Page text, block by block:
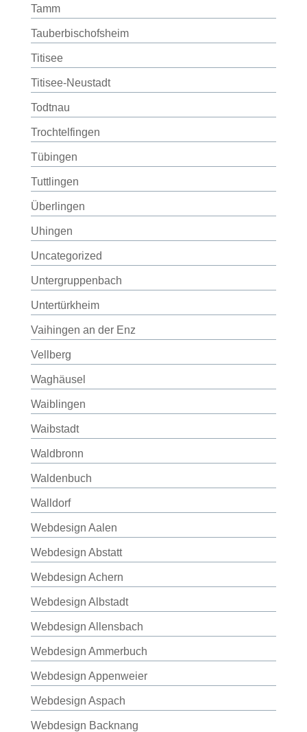
Tamm
Tauberbischofsheim
Titisee
Titisee-Neustadt
Todtnau
Trochtelfingen
Tübingen
Tuttlingen
Überlingen
Uhingen
Uncategorized
Untergruppenbach
Untertürkheim
Vaihingen an der Enz
Vellberg
Waghäusel
Waiblingen
Waibstadt
Waldbronn
Waldenbuch
Walldorf
Webdesign Aalen
Webdesign Abstatt
Webdesign Achern
Webdesign Albstadt
Webdesign Allensbach
Webdesign Ammerbuch
Webdesign Appenweier
Webdesign Aspach
Webdesign Backnang